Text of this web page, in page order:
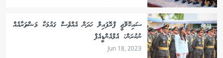
ސައިކޮލޮޖީ ޕްރޮފައިލް ހަދަން އެއްވެސް ޤައުމަކާ މަޝްވަރާއެއް
ނުކުރަން: އެމްއެންޑީއެފް
Jun 18, 2023